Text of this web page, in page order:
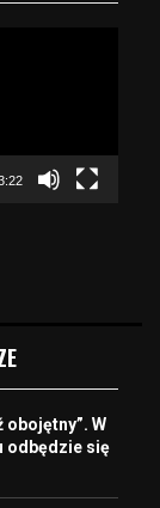
obojętny”. W
odbędzie się